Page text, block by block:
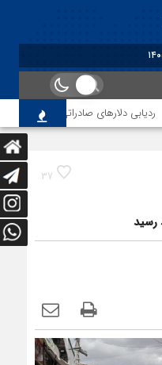
ردیابی دلارهای صادراتی
37